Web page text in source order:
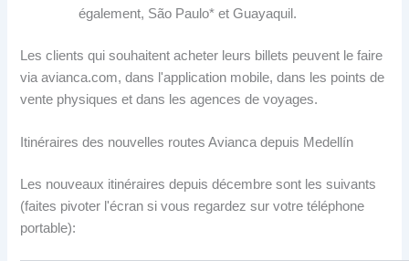
également, São Paulo* et Guayaquil.
Les clients qui souhaitent acheter leurs billets peuvent le faire
via avianca.com, dans l'application mobile, dans les points de
vente physiques et dans les agences de voyages.
Itinéraires des nouvelles routes Avianca depuis Medellín
Les nouveaux itinéraires depuis décembre sont les suivants
(faites pivoter l'écran si vous regardez sur votre téléphone
portable):